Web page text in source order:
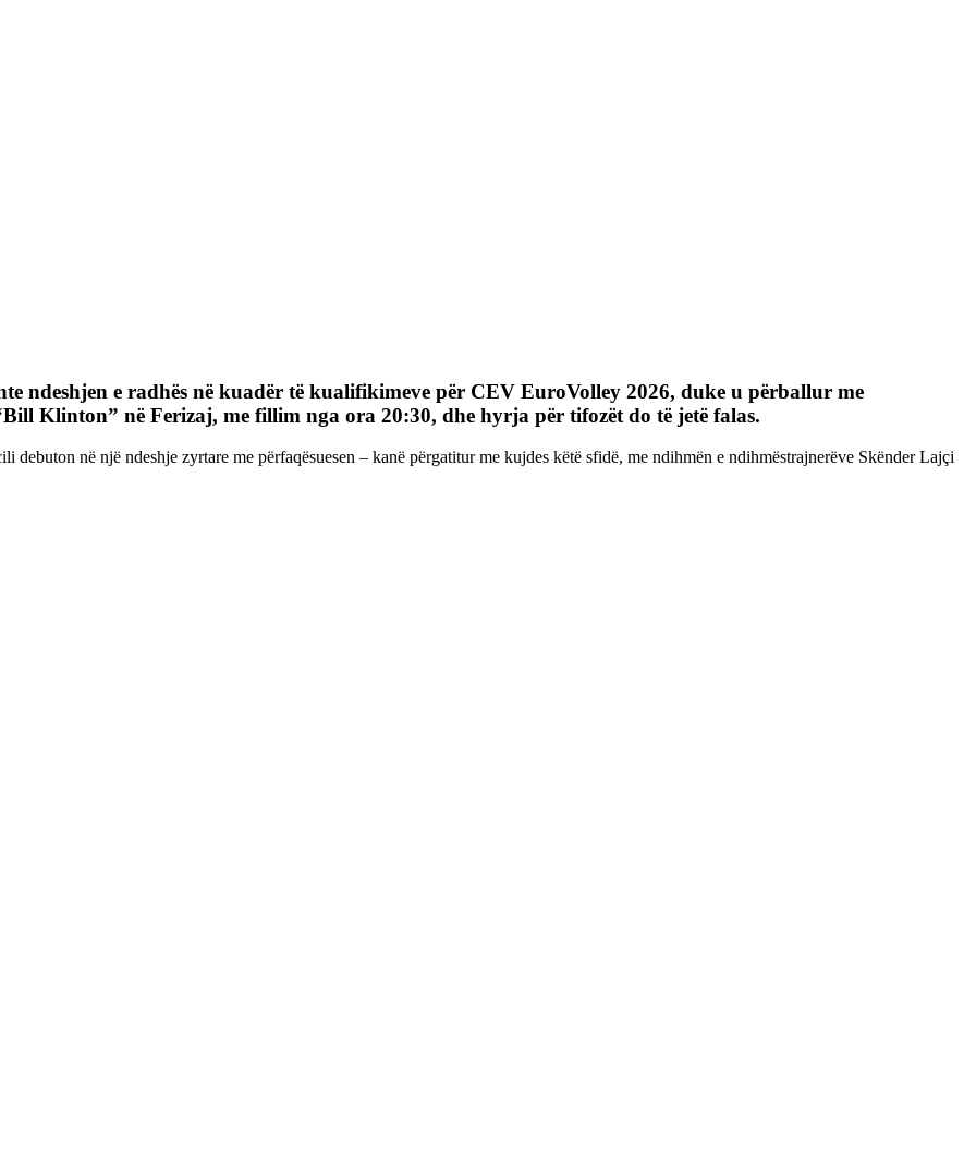
ndeshjen e radhës në kuadër të kualifikimeve për CEV EuroVolley 2026, duke u përballur me
Klinton” në Ferizaj, me fillim nga ora 20:30, dhe hyrja për tifozët do të jetë falas.
debuton në një ndeshje zyrtare me përfaqësuesen – kanë përgatitur me kujdes këtë sfidë, me ndihmën e ndihmëstrajnerëve Skënder Lajçi